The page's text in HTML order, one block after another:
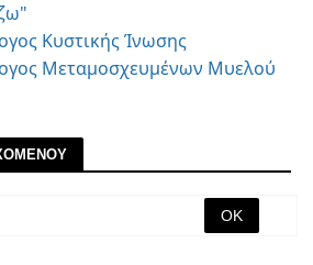
Κυστικής Ίνωσης
Μεταμοσχευμένων Μυελού